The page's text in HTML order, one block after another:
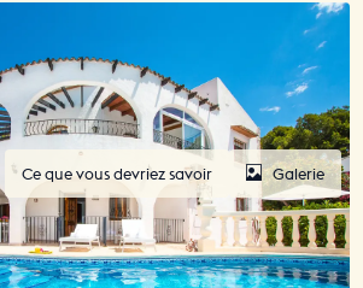
Ce que vous devriez savoir Galerie